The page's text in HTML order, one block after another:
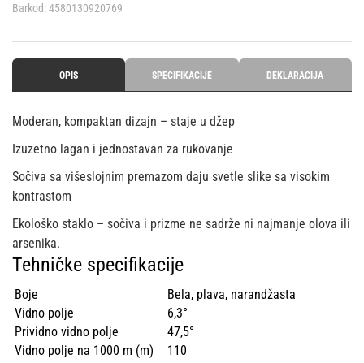
Barkod:4580130920769
OPIS SPECIFIKACIJE DEKLARACIJA
Moderan, kompaktan dizajn – staje u džep
Izuzetno lagan i jednostavan za rukovanje
Sočiva sa višeslojnim premazom daju svetle slike sa visokim
kontrastom
Ekološko staklo – sočiva i prizme ne sadrže ni najmanje olova ili
arsenika.
Tehničke specifikacije
Boje
Bela, plava, narandžasta
Vidno polje
6,3°
Prividno vidno polje
47,5°
Vidno polje na 1000 m (m)
110